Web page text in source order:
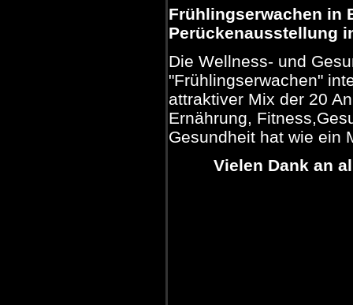
Frühlingserwachen in
Perückenausstellung
Die Wellness- und
"Frühlingserwachen"
attraktiver Mix der 20
Ernährung,
Gesundheit hat wie ein
Vielen Dank an